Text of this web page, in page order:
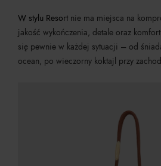
W stylu Resort nie ma miejsca na
jakość wykończenia, detale oraz
się pewnie w każdej sytuacji – od
ocean, po wieczorny koktajl przy